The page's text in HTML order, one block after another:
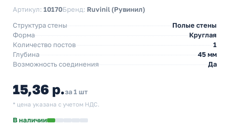
Артикул: 10170Бренд: Ruvinil (Рувинил)
Структура стены
Полые стены
Форма
Круглая
Количество постов
1
Глубина
45 мм
Возможность соединения
Да
15,36 р.за 1 шт
* цена указана с учетом НДС.
В наличии